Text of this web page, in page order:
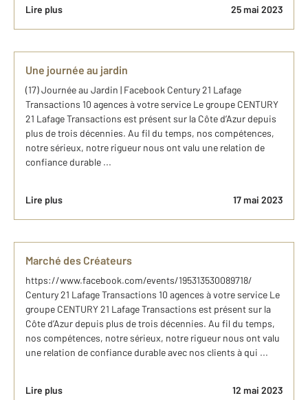
Lire plus 25 mai 2023
Une journée au jardin
(17) Journée au Jardin | Facebook Century 21 Lafage
Transactions 10 agences à votre service Le groupe CENTURY
21 Lafage Transactions est présent sur la Côte d’Azur depuis
plus de trois décennies. Au fil du temps, nos compétences,
notre sérieux, notre rigueur nous ont valu une relation de
confiance durable ...
Lire plus 17 mai 2023
Marché des Créateurs
https://www.facebook.com/events/195313530089718/
Century 21 Lafage Transactions 10 agences à votre service Le
groupe CENTURY 21 Lafage Transactions est présent sur la
Côte d’Azur depuis plus de trois décennies. Au fil du temps,
nos compétences, notre sérieux, notre rigueur nous ont valu
une relation de confiance durable avec nos clients à qui ...
Lire plus 12 mai 2023